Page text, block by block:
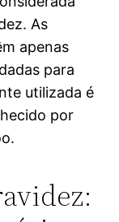
As
apenas
para
utilizada é
por